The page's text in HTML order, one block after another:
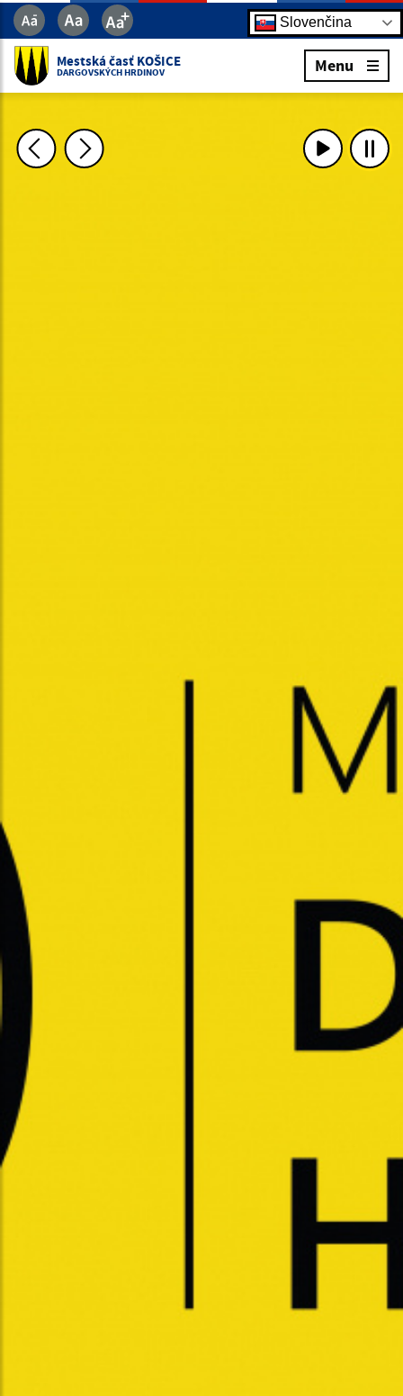
Slovenčina
Mestská časť KOŠICE
DARGOVSKÝCH HRDINOV Menu